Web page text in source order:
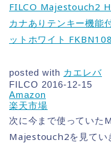
FILCO Majestouch2
カナありテンキー機能
ットホワイト
posted with カエレバ
FILCO 2016-12-15
Amazon
楽天市場
次に今まで使っていた
Majestouch2を見てい